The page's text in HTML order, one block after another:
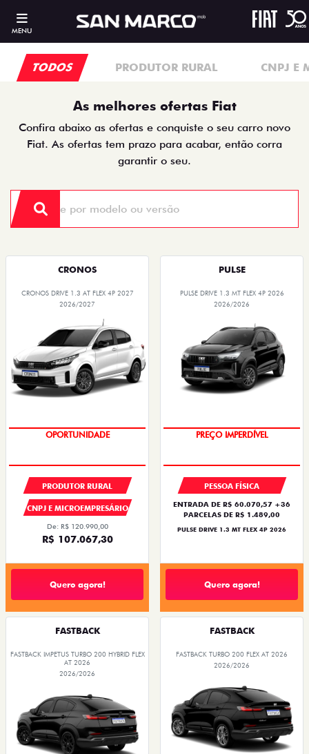
MENU
TODOS PRODUTOR RURAL CNPJ E
As melhores ofertas Fiat
Confira abaixo as ofertas e conquiste o seu carro novo
Fiat. As ofertas tem prazo para acabar, então corra
garantir o seu.
CRONOS
CRONOS DRIVE 1.3 AT FLEX 4P 2027
2026/2027
OPORTUNIDADE
PRODUTOR RURAL
CNPJ E MICROEMPRESÁRIO
De: R$ 120.990,00
R$ 107.067,30
Quero agora!
PULSE
PULSE DRIVE 1.3 MT FLEX 4P 2026
2026/2026
OPORTUNIDADE
PESSOA FÍSICA
ENTRADA DE R$ 60.070,57 +36
PARCELAS DE R$ 1.489,00
PULSE DRIVE 1.3 MT FLEX 4P 2026
Quero agora!
FASTBACK
FASTBACK IMPETUS TURBO 200 HYBRID FLEX
AT 2026
2026/2026
FASTBACK
FASTBACK TURBO 200 FLEX AT 2026
2026/2026